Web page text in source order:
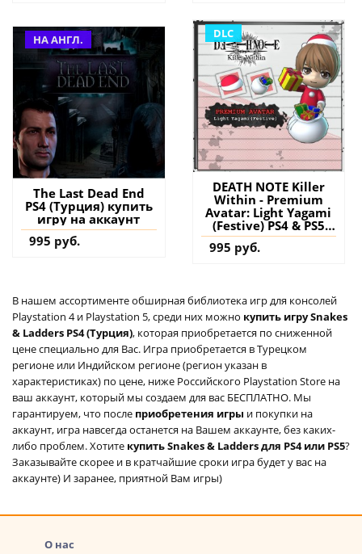
НА АНГЛ.
The Last Dead End
PS4 (Турция) купить
игру на аккаунт
995 руб.
DLC
DEATH NOTE Killer
Within - Premium
Avatar: Light Yagami
(Festive) PS4 & PS5
(Турция) купить
дополнение на
995 руб.
В нашем ассортименте обширная библиотека игр для консолей
Playstation 4 и Playstation 5, среди них можно купить игру Snakes
& Ladders PS4 (Турция), которая приобретается по сниженной
цене специально для Вас. Игра приобретается в Турецком
регионе или Индийском регионе (регион указан в
характеристиках) по цене, ниже Российского Playstation Store на
ваш аккаунт, который мы создаем для вас БЕСПЛАТНО. Мы
гарантируем, что после приобретения игры и покупки на
аккаунт, игра навсегда останется на Вашем аккаунте, без каких-
либо проблем. Хотите купить Snakes & Ladders для PS4 или PS5?
Заказывайте скорее и в кратчайшие сроки игра будет у вас на
аккаунте) И заранее, приятной Вам игры)
О нас